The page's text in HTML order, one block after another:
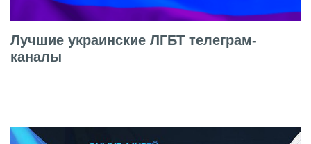
Лучшие украинские ЛГБТ телеграм-
каналы